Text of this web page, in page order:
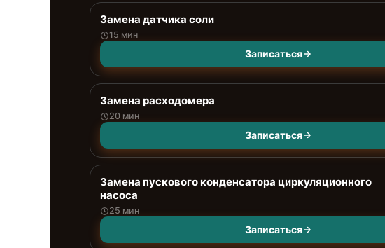
Замена датчика соли
15 мин
Записаться
Замена расходомера
20 мин
Записаться
Замена пускового конденсатора циркуляционного
насоса
25 мин
Записаться